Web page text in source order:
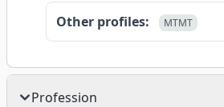
Other profiles: MTMT
Profession